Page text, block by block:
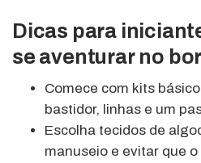
Dicas para
se aventurar no
Comece com kits
bastidor, linhas e um
Escolha tecidos de
manuseio e evitar que